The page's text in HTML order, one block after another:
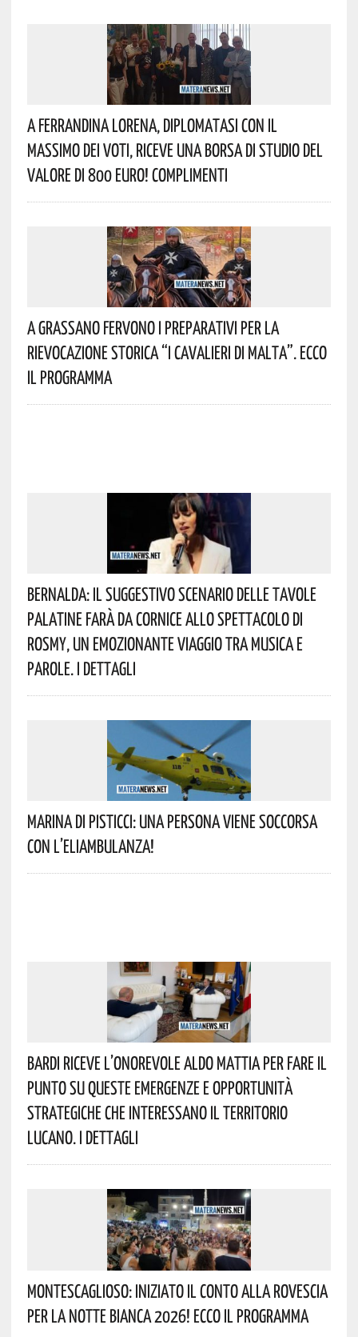
A Ferrandina Lorena, Diplomatasi Con Il
Massimo Dei Voti, Riceve Una Borsa Di Studio Del
Valore Di 800 Euro! Complimenti
A Grassano Fervono I Preparativi Per La
Rievocazione Storica “I CAVALIERI DI MALTA”. Ecco
Il Programma
Bernalda: Il Suggestivo Scenario Delle Tavole
Palatine Farà Da Cornice Allo Spettacolo Di
Rosmy, Un Emozionante Viaggio Tra Musica E
Parole. I Dettagli
Marina Di Pisticci: Una Persona Viene Soccorsa
Con L’eliambulanza!
Bardi Riceve L’onorevole Aldo Mattia Per Fare Il
Punto Su Queste Emergenze E Opportunità
Strategiche Che Interessano Il Territorio
Lucano. I Dettagli
Montescaglioso: Iniziato Il Conto Alla Rovescia
Per La Notte Bianca 2026! Ecco Il Programma